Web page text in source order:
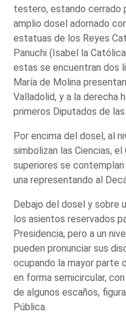
testero, estando cerrado
amplio dosel adornado
estatuas de los Reyes
Panuchi (Isabel la
estas se encuentran dos
María de Molina
Valladolid, y a la derecha
primeros Diputados de las
Por encima del dosel, al
simbolizan las Ciencias,
superiores se
una representando al
Debajo del dosel y sobre
los asientos reservados
Presidencia, pero a un
pueden pronunciar sus
ocupando la mayor parte
en forma semicircular,
de algunos escaños,
Pública.